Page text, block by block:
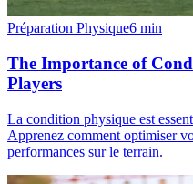
Préparation Physique6 min
The Importance of
Players
La condition physique est
Apprenez comment optimiser
performances sur le terrain.